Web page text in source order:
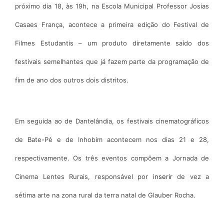
próximo dia 18, às 19h, na Escola Municipal Professor Josias
Casaes França, acontece a primeira edição do Festival de
Filmes Estudantis – um produto diretamente saído dos
festivais semelhantes que já fazem parte da programação de
fim de ano dos outros dois distritos.
Em seguida ao de Dantelândia, os festivais cinematográficos
de Bate-Pé e de Inhobim acontecem nos dias 21 e 28,
respectivamente. Os três eventos compõem a Jornada de
Cinema Lentes Rurais, responsável por inserir de vez a
sétima arte na zona rural da terra natal de Glauber Rocha.